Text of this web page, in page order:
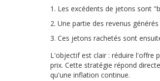
Les excédents de jetons sont
Une partie des revenus
Ces jetons rachetés sont
L'objectif est clair : réduire l'offre
prix. Cette stratégie répond
qu'une inflation continue.